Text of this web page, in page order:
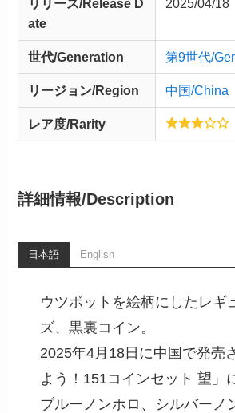
リリース/Release D
ate
2025/04/18
世代/Generation 第9世代/
リージョン/Region 中国/China
レア度/Rarity
詳細情報/Description
日本語 English
ウツボットを絵柄にしたレギ
ズ、黒裏コイン。
2025年4月18日に中国で発売
よう！151コインセット 望」
ブルーノンホロ、シルバーノ